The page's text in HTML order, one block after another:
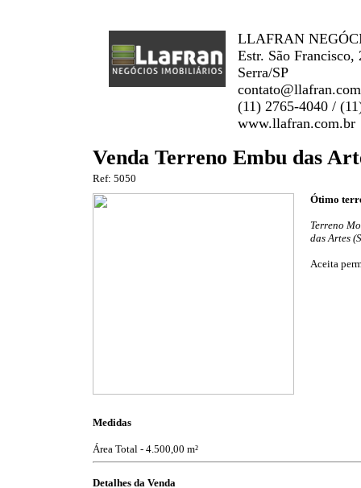
LLAFRAN
Estr. São
Serra/SP
(11) 2765-4040 /
www.llafran.com.br
Venda Terreno Embu das
Ref: 5050
Ótimo
Terreno
das Artes
Aceita
Medidas
Área Total - 4.500,00 m²
Detalhes da Venda